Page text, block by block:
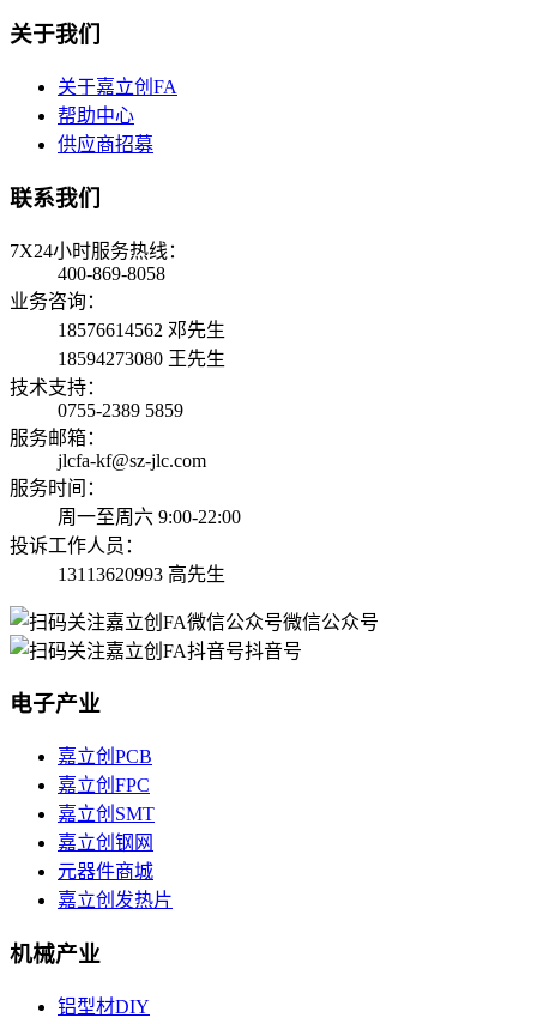
关于我们
关于嘉立创FA
帮助中心
供应商招募
联系我们
7X24小时服务热线：
400-869-8058
业务咨询：
18576614562 邓先生
18594273080 王先生
技术支持：
0755-2389 5859
服务邮箱：
jlcfa-kf@sz-jlc.com
服务时间：
周一至周六 9:00-22:00
投诉工作人员：
13113620993 高先生
微信公众号
抖音号
电子产业
嘉立创PCB
嘉立创FPC
嘉立创SMT
嘉立创钢网
元器件商城
嘉立创发热片
机械产业
铝型材DIY